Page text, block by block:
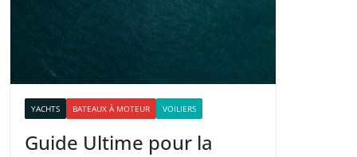
YACHTS BATEAUX À MOTEUR VOILIERS
Guide Ultime pour la